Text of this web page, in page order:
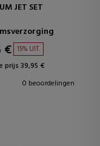
JET SET
€ 15% UIT.
prijs 39,95 €
0 beoordelingen